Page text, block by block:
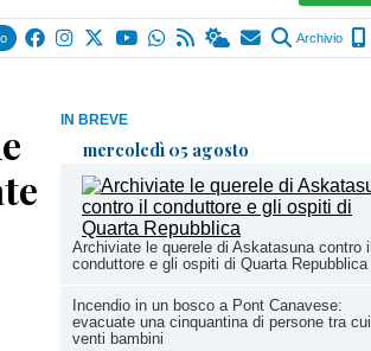
Archivio
IN BREVE
mercoledì 05 agosto
Archiviate le querele di Askatasuna contro il
conduttore e gli ospiti di Quarta Repubblica
Incendio in un bosco a Pont Canavese:
evacuate una cinquantina di persone tra cui
venti bambini